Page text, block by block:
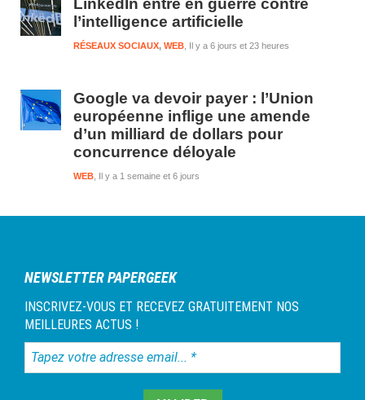
LinkedIn entre en guerre contre
l’intelligence artificielle
Il y a 6 jours et 23 heures
RÉSEAUX SOCIAUX, WEB
Google va devoir payer : l’Union
européenne inflige une amende
d’un milliard de dollars pour
concurrence déloyale
Il y a 1 semaine et 6 jours
WEB
NEWSLETTER PAPERGEEK
INSCRIVEZ-VOUS ET RECEVEZ GRATUITEMENT NOS
MEILLEURES ACTUS !
Tapez
votre